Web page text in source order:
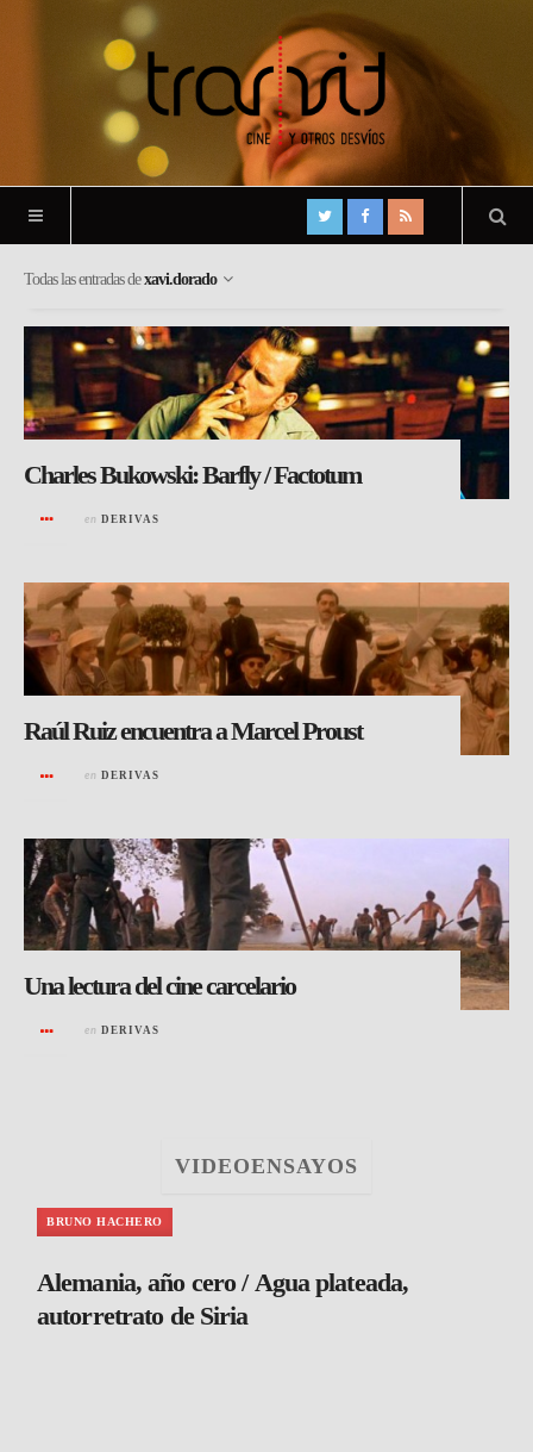
Todas las entradas dexavi.dorado
Charles Bukowski: Barfly / Factotum
en DERIVAS
Raúl Ruiz encuentra a Marcel Proust
en DERIVAS
Una lectura del cine carcelario
en DERIVAS
VIDEOENSAYOS
BRUNO HACHERO
Alemania, año cero / Agua plateada,
autorretrato de Siria